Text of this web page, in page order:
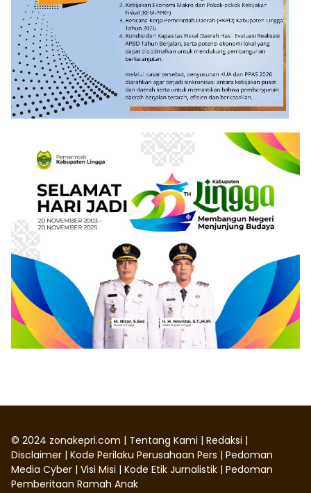
© 2024 zonakepri.com | Tentang Kami | Redaksi |
Disclaimer | Kode Perilaku Perusahaan Pers | Pedoman
Media Cyber | Visi Misi | Kode Etik Jurnalistik | Pedoman
Pemberitaan Ramah Anak